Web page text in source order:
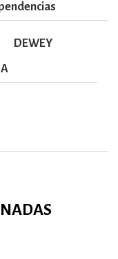
DEWEY